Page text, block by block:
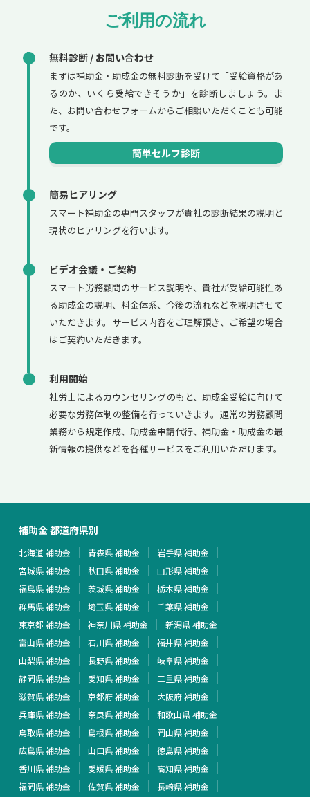
ご利用の流れ
無料診断 / お問い合わせ
まずは補助金・助成金の無料診断を受けて「受給資格があ
るのか、いくら受給できそうか」を診断しましょう。ま
た、お問い合わせフォームからご相談いただくことも可能
です。
簡単セルフ診断
簡易ヒアリング
スマート補助金の専門スタッフが貴社の診断結果の説明と
現状のヒアリングを行います。
ビデオ会議・ご契約
スマート労務顧問のサービス説明や、貴社が受給可能性あ
る助成金の説明、料金体系、今後の流れなどを説明させて
いただきます。サービス内容をご理解頂き、ご希望の場合
はご契約いただきます。
利用開始
社労士によるカウンセリングのもと、助成金受給に向けて
必要な労務体制の整備を行っていきます。通常の労務顧問
業務から規定作成、助成金申請代行、補助金・助成金の最
新情報の提供などを各種サービスをご利用いただけます。
補助金 都道府県別
北海道 補助金 青森県 補助金
岩手県 補助金
宮城県 補助金
秋田県 補助金
山形県 補助金
福島県 補助金
茨城県 補助金
栃木県 補助金
群馬県 補助金
埼玉県 補助金
千葉県 補助金
東京都 補助金
神奈川県 補助金
新潟県 補助金
富山県 補助金
石川県 補助金
福井県 補助金
山梨県 補助金
長野県 補助金
岐阜県 補助金
静岡県 補助金
愛知県 補助金
三重県 補助金
滋賀県 補助金
京都府 補助金
大阪府 補助金
兵庫県 補助金
奈良県 補助金
和歌山県 補助金
鳥取県 補助金
島根県 補助金
岡山県 補助金
広島県 補助金
山口県 補助金
徳島県 補助金
香川県 補助金
愛媛県 補助金
高知県 補助金
福岡県 補助金
佐賀県 補助金
長崎県 補助金